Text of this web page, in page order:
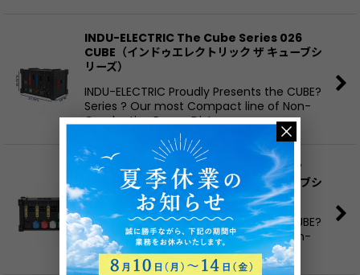
INDU-ELECTRIC The Cube Series 026
CUBE（インドゥエレクトリック ザ キューブシ
リーズ）
INDU-ELECTRIC Proudly Presents the CUBE?
Series ? Our most Compact line of Non-
Conductive Power Dist…
INDU-ELECTRIC The Cube Series 027
CUBE（インドゥエレクトリック ザ キューブシ
リーズ）
INDU-ELECTRIC Proudly Presents the CUBE?
Series ? Our most Compact line of Non-
Conductive Power Dist…